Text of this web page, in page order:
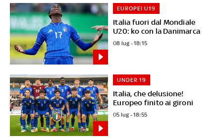
Italia fuori dal Mondiale
U20: ko con la Danimarca
EUROPEI U19
08 lug - 18:15
Italia, che delusione!
Europeo finito ai gironi
UNDER 19
05 lug - 18:55